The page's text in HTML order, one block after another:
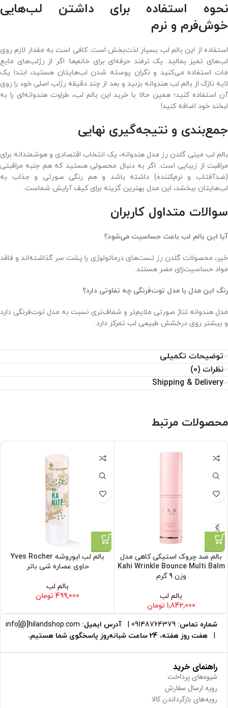
نحوه استفاده برای داشتن لب‌هایی
خوش‌فرم و نرم
استفاده از این بالم لب بسیار لذت‌بخش است. کافی است به مقدار لازم روی
لب‌های تمیز بمالید. یک ترفند حرفه‌ای برای خانم‌ها: اگر از رژلب‌های مایع
مات استفاده می‌کنید و نگران پوسته شدن لب‌هایتان هستید، ابتدا یک
لایه نازک از بالم لب هندوانه بزنید و بعد از چند دقیقه رژلب اصلی خود را روی
آن استفاده کنید؛ همین حالا با خرید این بالم لب، طراوت هندوانه‌ای را به
لبخند خود اضافه کنید!
جمع‌بندی و نتیجه‌گیری نهایی
بالم لب مینی گلدن رز مدل هندوانه، یک انتخاب اقتصادی و هوشمندانه برای
مراقبت از زیبایی است. اگر به دنبال محصولی هستید که هم جنبه مراقبتی
(ضدآفتاب و نرم‌کننده) داشته باشد و هم رنگی صورتی و جذاب به
لب‌هایتان ببخشد، این مدل بهترین گزینه برای کیف آرایش شماست.
سوالات متداول کاربران
آیا این بالم لب باعث حساسیت می‌شود؟
خیر، محصولات گلدن رز تست‌های درماتولوژی را پشت سر گذاشته‌اند و فاقد
مواد حساسیت‌زای مضر هستند.
رنگ این مدل با مدل توت‌فرنگی چه تفاوتی دارد؟
مدل هندوانه تناژ صورتی ملایم‌تر و شفاف‌تری نسبت به مدل توت‌فرنگی دارد
و بیشتر روی درخشش طبیعی لب تمرکز دارد.
توضیحات تکمیلی
نظرات (0)
Shipping & Delivery
محصولات مرتبط
بالم ضد چروک استیکی کاهی مدل
Kahi Wrinkle Bounce Multi Balm
وزن 9 گرم
بالم لب
1,842,000 تومان
بالم لب ایوروشه Yves Rocher
حاوی عصاره شی باتر
بالم لب
499,000 تومان
شماره تماس: 09148764379
| آدرس ایمیل: info[@]hilandshop.com
|
هفت روز هفته، 24 ساعت شبانه‌روز پاسخگوی شما هستیم.
راهنمای خرید
شیوه‌های پرداخت
رویه ارسال سفارش
رویه‌های بازگرداندن کالا